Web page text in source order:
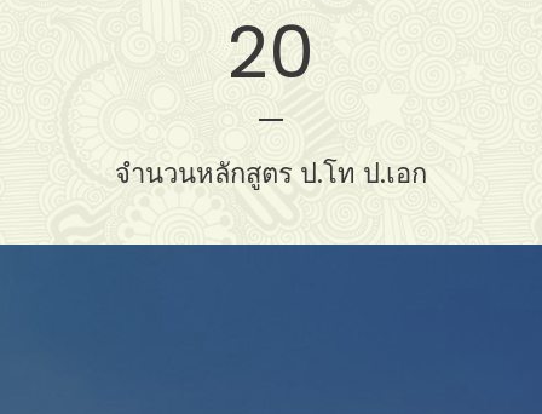
20
จำนวนหลักสูตร ป.โท ป.เอก